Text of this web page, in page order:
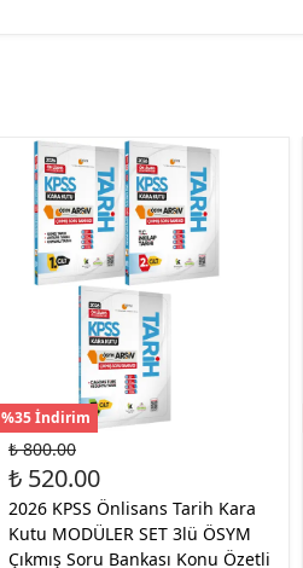
%35 İndirim
₺ 800.00
₺ 520.00
2026 KPSS Önlisans Tarih Kara
Kutu MODÜLER SET 3lü ÖSYM
Çıkmış Soru Bankası Konu Özetli